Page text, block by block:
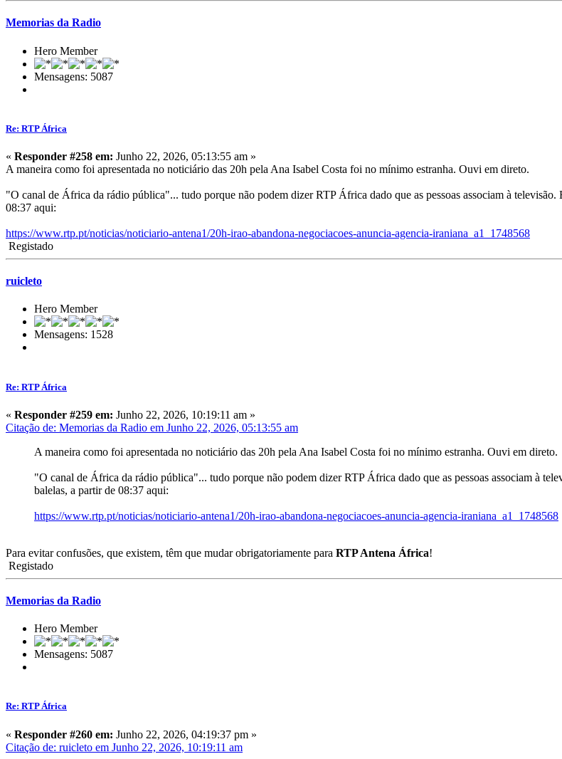
Memorias da Radio
Hero Member
Mensagens: 5087
Re: RTP África
« Responder #258 em: Junho 22, 2026, 05:13:55 am »
A maneira como foi apresentada no noticiário das 20h pela Ana Isabel Costa foi no mínimo estranha. Ouvi em direto.
"O canal de África da rádio pública"... tudo porque não podem dizer RTP África dado que as pessoas associam à
08:37 aqui:
https://www.rtp.pt/noticias/noticiario-antena1/20h-irao-abandona-negociacoes-anuncia-agencia-iraniana_a1_1748568
Registado
ruicleto
Hero Member
Mensagens: 1528
Re: RTP África
« Responder #259 em: Junho 22, 2026, 10:19:11 am »
Citação de: Memorias da Radio em Junho 22, 2026, 05:13:55 am
A maneira como foi apresentada no noticiário das 20h pela Ana Isabel Costa foi no mínimo estranha. Ouvi em direto.
"O canal de África da rádio pública"... tudo porque não podem dizer RTP África dado que as pessoas associam à
balelas, a partir de 08:37 aqui:
https://www.rtp.pt/noticias/noticiario-antena1/20h-irao-abandona-negociacoes-anuncia-agencia-iraniana_a1_1748568
Para evitar confusões, que existem, têm que mudar obrigatoriamente para RTP Antena África!
Registado
Memorias da Radio
Hero Member
Mensagens: 5087
Re: RTP África
« Responder #260 em: Junho 22, 2026, 04:19:37 pm »
Citação de: ruicleto em Junho 22, 2026, 10:19:11 am